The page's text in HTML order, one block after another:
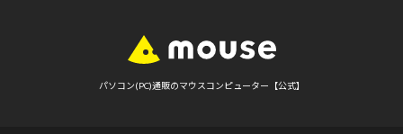
パソコン(PC)通販のマウスコンピューター【公式】